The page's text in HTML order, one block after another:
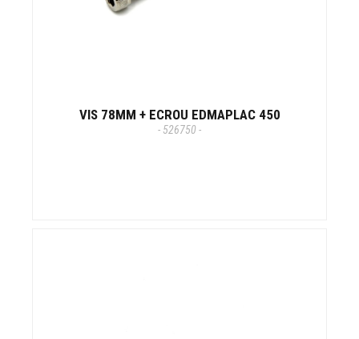
VIS 78MM + ECROU EDMAPLAC 450
- 526750 -